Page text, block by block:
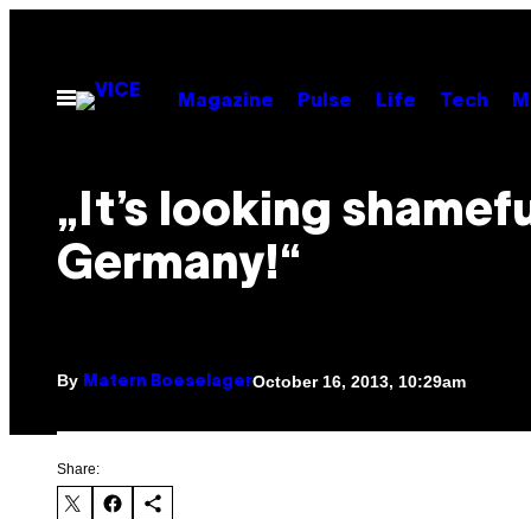
contentOpen
Menu
Magazine Pulse Life Tech
„It’s looking
Germany!“
By Matern BoeselagerOctober 16, 2013, 10:29am
Share: